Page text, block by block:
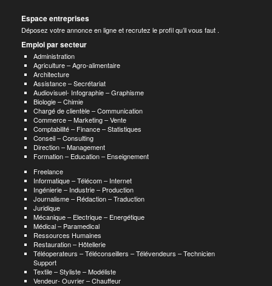
Espace entreprises
Déposez votre annonce en ligne et recrutez le profil qu’il vous faut .
Emploi par secteur
Administration
Agriculture – Agro-alimentaire
Architecture
Assistance – Secrétariat
Audiovisuel- Infographie – Graphisme
Biologie – Chimie
Chargé de clientèle – Communication
Commerce – Marketing – Vente
Comptabilité – Finance – Statistiques
Conseil – Consulting
Direction – Management
Formation – Education – Enseignement
Freelance
Informatique – Télécom – Internet
Ingénierie – Industrie – Production
Journalisme – Rédaction – Traduction
Juridique
Mécanique – Electrique – Energétique
Médical – Paramedical
Ressources Humaines
Restauration – Hôtellerie
Téléoperateurs – Téléconseillers – Télévendeurs – Technicien
Support
Textile – Styliste – Modéliste
Vendeur- Ouvrier – Chauffeur